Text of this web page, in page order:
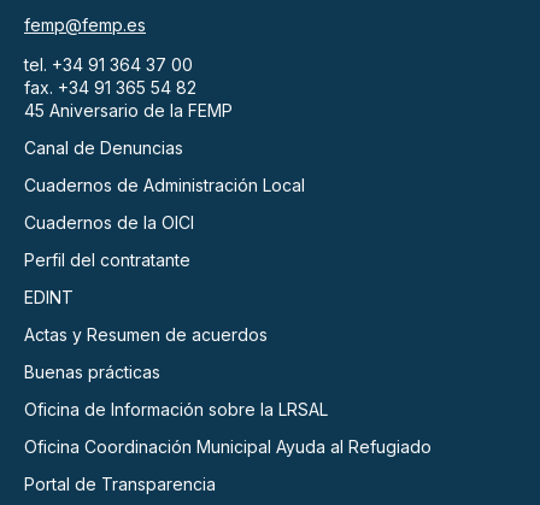
femp@femp.es
tel. +34 91 364 37 00
fax. +34 91 365 54 82
45 Aniversario de la FEMP
Canal de Denuncias
Cuadernos de Administración Local
Cuadernos de la OICI
Perfil del contratante
EDINT
Actas y Resumen de acuerdos
Buenas prácticas
Oficina de Información sobre la LRSAL
Oficina Coordinación Municipal Ayuda al Refugiado
Portal de Transparencia